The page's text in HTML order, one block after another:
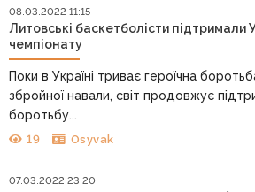
08.03.2022 11:15
Литовські баскетболісти підтримали
чемпіонату
Поки в Україні триває героїчна
збройної навали, світ продовжує
боротьбу...
19 Osyvak
07.03.2022 23:20